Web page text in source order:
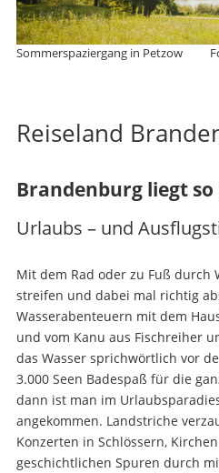
Sommerspaziergang in Petzow
Reiseland
Brandenburg liegt so
Urlaubs – und
Mit dem Rad oder zu Fuß durch
streifen und dabei mal richtig
Wasserabenteuern mit dem
und vom Kanu aus Fischreiher
das Wasser sprichwörtlich vor
3.000 Seen Badespaß für die
dann ist man im
angekommen. Landstriche
Konzerten in Schlössern,
geschichtlichen Spuren durch